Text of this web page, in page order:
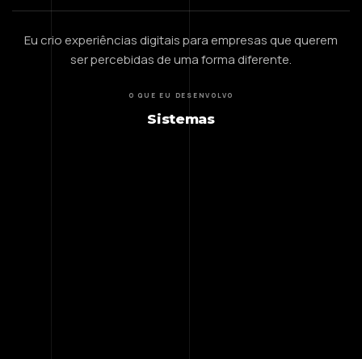
Eu crio experiências digitais para empresas que querem
ser percebidas de uma forma diferente.
O QUE EU DESENVOLVO
Sistemas